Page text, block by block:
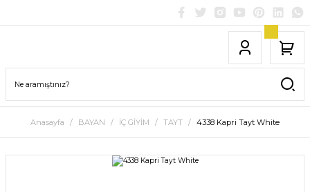
Anasayfa BAYAN İÇ GİYİM TAYT 4338 Kapri Tayt White